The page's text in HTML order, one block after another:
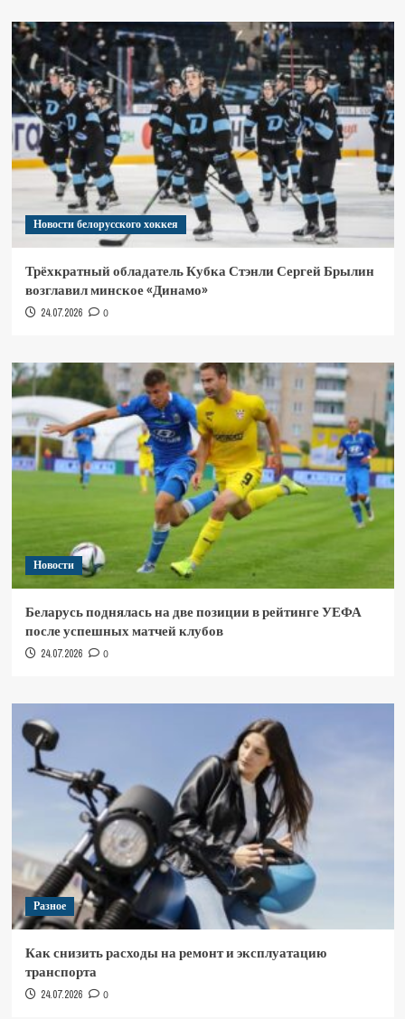
Новости белорусского хоккея
Трёхкратный обладатель Кубка Стэнли Сергей Брылин
возглавил минское «Динамо»
24.07.2026 0
Новости
Беларусь поднялась на две позиции в рейтинге УЕФА
после успешных матчей клубов
24.07.2026 0
Разное
Как снизить расходы на ремонт и эксплуатацию
транспорта
24.07.2026 0